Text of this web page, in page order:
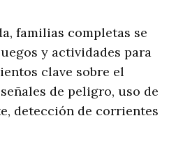
familias completas se
y actividades para
clave sobre el
de peligro, uso de
detección de corrientes